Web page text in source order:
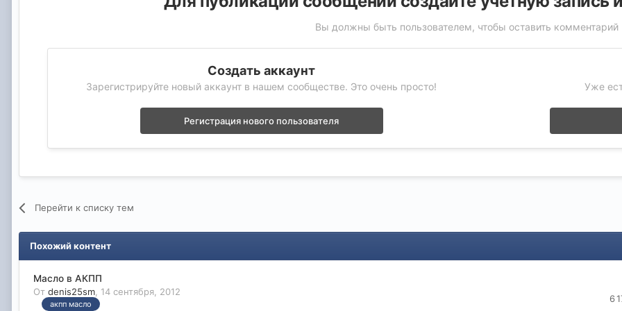
Вы должны быть пользователем, чтобы оставить комментарий
Создать аккаунт
Зарегистрируйте новый аккаунт в нашем сообществе. Это очень просто!
Регистрация нового пользователя
Уже
Перейти к списку тем
Похожий контент
Масло в АКПП
От denis25sm 14 сентября, 2012
акпп масло
6